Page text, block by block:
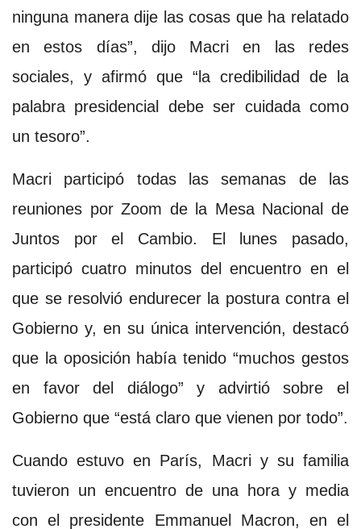
ninguna manera dije las cosas que ha relatado
en estos días”, dijo Macri en las redes
sociales, y afirmó que “la credibilidad de la
palabra presidencial debe ser cuidada como
un tesoro”.
Macri participó todas las semanas de las
reuniones por Zoom de la Mesa Nacional de
Juntos por el Cambio. El lunes pasado,
participó cuatro minutos del encuentro en el
que se resolvió endurecer la postura contra el
Gobierno y, en su única intervención, destacó
que la oposición había tenido “muchos gestos
en favor del diálogo” y advirtió sobre el
Gobierno que “está claro que vienen por todo”.
Cuando estuvo en París, Macri y su familia
tuvieron un encuentro de una hora y media
con el presidente Emmanuel Macron, en el